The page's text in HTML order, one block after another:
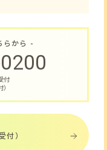
らから -
付
付）